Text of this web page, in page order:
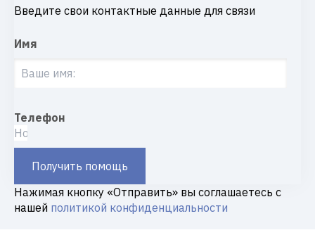
Введите свои контактные данные для связи
Имя
Телефон
Получить помощь
Нажимая кнопку «Отправить» вы соглашаетесь с
нашей политикой конфиденциальности